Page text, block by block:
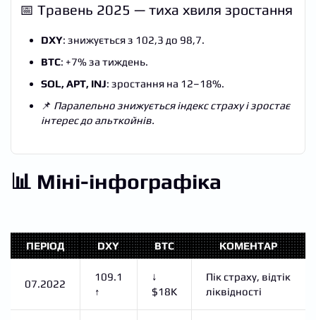
📅 Травень 2025 — тиха хвиля зростання
DXY: знижується з 102,3 до 98,7.
BTC: +7% за тиждень.
SOL, APT, INJ: зростання на 12–18%.
📌 Паралельно знижується індекс страху і зростає
інтерес до альткойнів.
📊 Міні-інфографіка
ПЕРІОД DXY BTC КОМЕНТАР
07.2022
109.1
↑
↓
$18K
Пік страху, відтік
ліквідності